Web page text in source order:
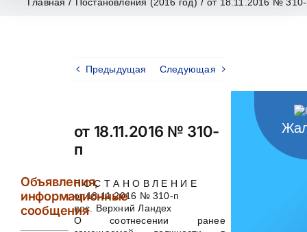
Предыдущая Следующая
от 18.11.2016 № 310-
п
П О С Т А Н О В Л Е Н И Е
от 18.11.2016 № 310-п
пос. Верхний Ландех
О соотнесении ранее
Объявления,
информационные
сообщения